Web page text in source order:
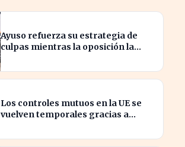
Ayuso refuerza su estrategia de
culpas mientras la oposición la
Los controles mutuos en la UE se
vuelven temporales gracias a